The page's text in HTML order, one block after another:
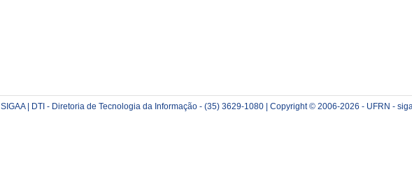
SIGAA | DTI - Diretoria de Tecnologia da Informação - (35) 3629-1080 | Copyright © 2006-2026 - UFRN -